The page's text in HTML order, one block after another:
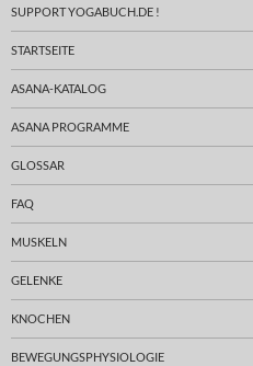
SUPPORT YOGABUCH.DE !
STARTSEITE
ASANA-KATALOG
ASANA PROGRAMME
GLOSSAR
FAQ
MUSKELN
GELENKE
KNOCHEN
BEWEGUNGSPHYSIOLOGIE